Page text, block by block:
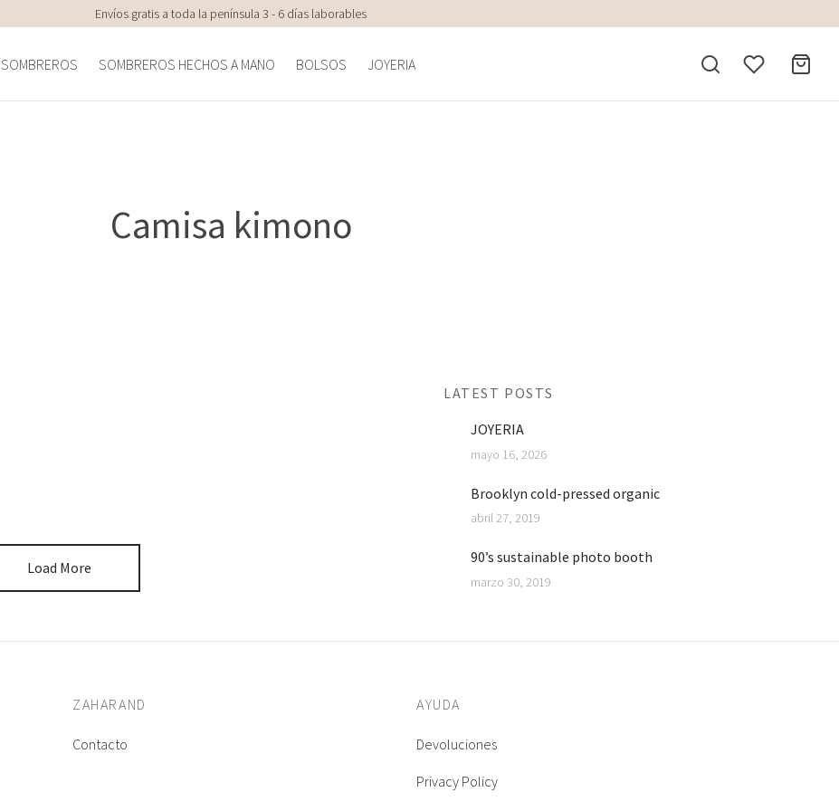
Envíos gratis a toda la península 3 - 6 días laborables
SOMBREROS SOMBREROS HECHOS A MANO BOLSOS JOYERIA
Camisa kimono
Load More
LATEST POSTS
JOYERIA
mayo 16, 2026
Brooklyn cold-pressed organic
abril 27, 2019
90’s sustainable photo booth
marzo 30, 2019
ZAHARAND
Contacto
AYUDA
Devoluciones
Privacy Policy